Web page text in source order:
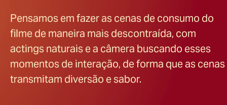
Pensamos em fazer as cenas de consumo do
filme de maneira mais descontraída, com
actings naturais e a câmera buscando esses
momentos de interação, de forma que as cenas
transmitam diversão e sabor.